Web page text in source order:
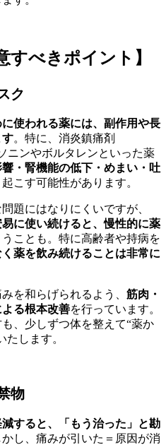
すべきポイント】
ク
使われる薬には、副作用や長
す。特に、消炎鎮痛剤
ニンやボルタレンといった薬
・腎機能の低下・めまい・吐
こす可能性があります。
題にはなりにくいですが、
に使い続けると、慢性的に薬
ことも。特に高齢者や持病を
く薬を飲み続けることは非常に
を和らげられるよう、 筋肉・
る根本改善を行っています。
、少しずつ体を整えて“薬か
たします。
物
すると、「もう治った」と勘
かし、痛みが引いた＝原因が消